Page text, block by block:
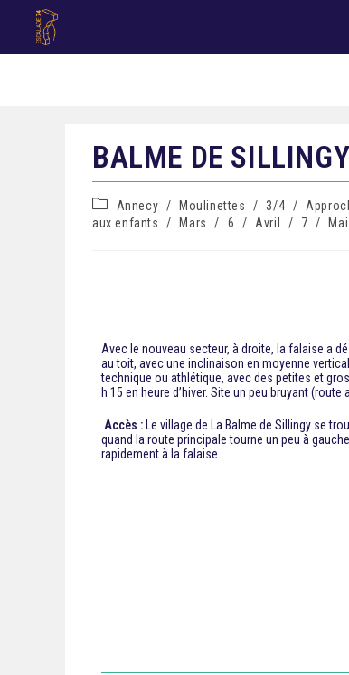
BALME DE SILLINGY
Annecy / Moulinettes / 3/4 /
aux enfants
/ Mars / 6 / Avril / 7 / Mai
Avec le nouveau secteur, à droite, la falaise a
au toit, avec une inclinaison en moyenne
technique ou athlétique, avec des petites et
h 15 en heure d’hiver. Site un peu bruyant
Accès : Le village de La Balme de Sillingy se
quand la route principale tourne un peu à
rapidement à la falaise.